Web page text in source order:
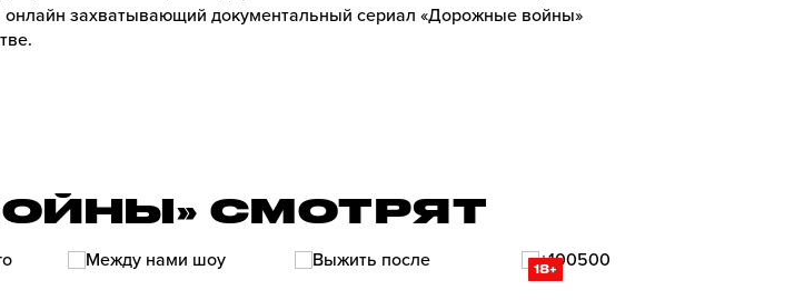
онлайн захватывающий документальный сериал «Дорожные войны»
СМОТРЯТ
18+